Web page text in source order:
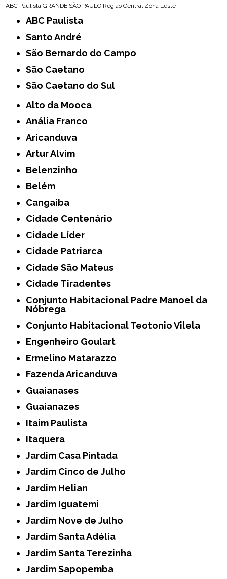
ABC Paulista GRANDE SÃO PAULO Região Central Zona Leste
ABC Paulista
Santo André
São Bernardo do Campo
São Caetano
São Caetano do Sul
Alto da Mooca
Anália Franco
Aricanduva
Artur Alvim
Belenzinho
Belém
Cangaíba
Cidade Centenário
Cidade Líder
Cidade Patriarca
Cidade São Mateus
Cidade Tiradentes
Conjunto Habitacional Padre Manoel da
Nóbrega
Conjunto Habitacional Teotonio Vilela
Engenheiro Goulart
Ermelino Matarazzo
Fazenda Aricanduva
Guaianases
Guaianazes
Itaim Paulista
Itaquera
Jardim Casa Pintada
Jardim Cinco de Julho
Jardim Helian
Jardim Iguatemi
Jardim Nove de Julho
Jardim Santa Adélia
Jardim Santa Terezinha
Jardim Sapopemba